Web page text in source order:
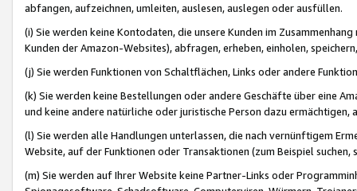
abfangen, aufzeichnen, umleiten, auslesen, auslegen oder ausfüllen.
(i) Sie werden keine Kontodaten, die unsere Kunden im
Kunden der Amazon-Websites), abfragen, erheben, einholen,
(j) Sie werden Funktionen von Schaltflächen, Links oder andere
(k) Sie werden keine Bestellungen oder andere Geschäfte über eine
und keine andere natürliche oder juristische Person dazu
(l) Sie werden alle Handlungen unterlassen, die nach vernünftigem
Website, auf der Funktionen oder Transaktionen (zum Beispiel
(m) Sie werden auf Ihrer Website keine Partner-Links oder